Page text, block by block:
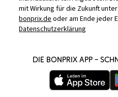
mit Wirkung für die Zukunft unter
bonprix.deoder am Ende jeder
Datenschutzerklärung
DIE BONPRIX APP –